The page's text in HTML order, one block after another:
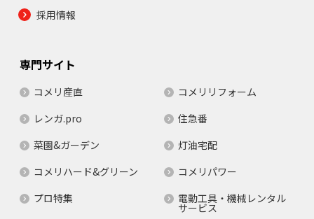
採用情報
専門サイト
コメリ産直
コメリリフォーム
レンガ.pro
住急番
菜園&ガーデン
灯油宅配
コメリハード&グリーン
コメリパワー
プロ特集
電動工具・機械レンタル
サービス